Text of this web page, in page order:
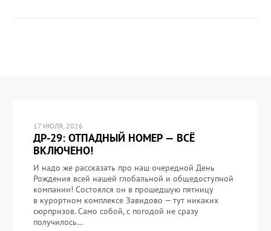
17 ИЮЛЯ, 2026
ДР-29: ОТПАДНЫЙ НОМЕР — ВСЁ
ВКЛЮЧЕНО!
И надо же рассказать про наш очередной День
Рождения всей нашей глобальной и общедоступной
компании! Состоялся он в прошедшую пятницу
в курортном комплексе Завидово — тут никаких
сюрпризов. Само собой, с погодой не сразу
получилось…